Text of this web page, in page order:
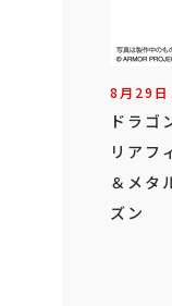
8月29日
ドラ
リアフ
＆メタ
ズン